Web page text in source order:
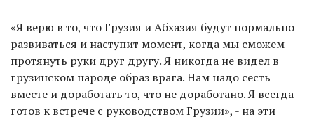
«Я верю в то, что Грузия и Абхазия будут нормально
развиваться и наступит момент, когда мы сможем
протянуть руки друг другу. Я никогда не видел в
грузинском народе образ врага. Нам надо сесть
вместе и доработать то, что не доработано. Я всегда
готов к встрече с руководством Грузии», - на эти